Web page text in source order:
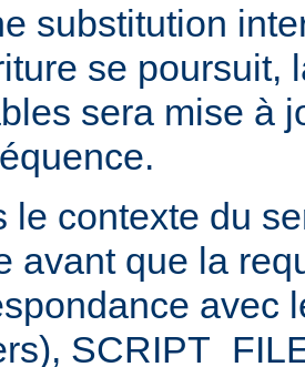
substitution
se poursuit,
sera mise à
le contexte du
avant que la
avec